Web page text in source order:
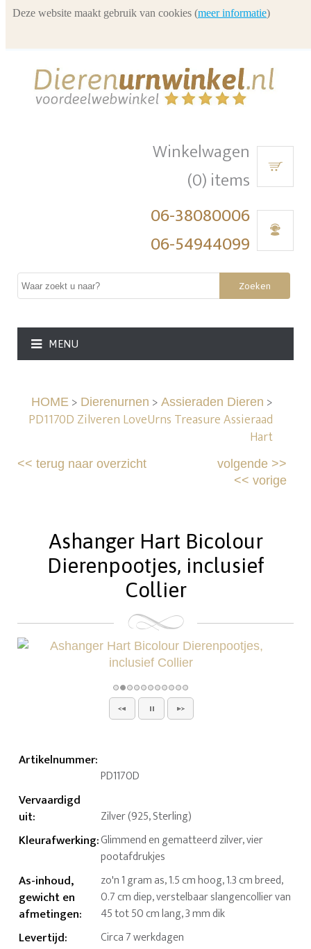
Winkelwagen
(0) items
06-38080006
06-54944099
Zoeken
MENU
HOME> Dierenurnen > Assieraden Dieren >
PD1170D Zilveren LoveUrns Treasure Assieraad
Hart
<<terug naar overzicht volgende>>
<< vorige
Ashanger Hart Bicolour
Dierenpootjes, inclusief
Collier
Artikelnummer:
PD1170D
Vervaardigd
uit: Zilver (925, Sterling)
Kleurafwerking:Glimmend en gematteerd zilver, vier
pootafdrukjes
As-inhoud,
gewicht en
afmetingen:
zo'n 1 gram as, 1.5 cm hoog, 1.3 cm breed,
0.7 cm diep, verstelbaar slangencollier van
45 tot 50 cm lang, 3 mm dik
Levertijd: Circa 7 werkdagen
Deze website maakt gebruik van cookies (meer informatie)